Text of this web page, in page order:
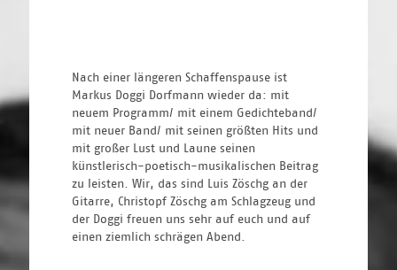
Nach einer längeren Schaffenspause ist
Markus Doggi Dorfmann wieder da: mit
neuem Programm/ mit einem Gedichteband/
mit neuer Band/ mit seinen größten Hits und
mit großer Lust und Laune seinen
künstlerisch-poetisch-musikalischen Beitrag
zu leisten. Wir, das sind Luis Zöschg an der
Gitarre, Christopf Zöschg am Schlagzeug und
der Doggi freuen uns sehr auf euch und auf
einen ziemlich schrägen Abend.